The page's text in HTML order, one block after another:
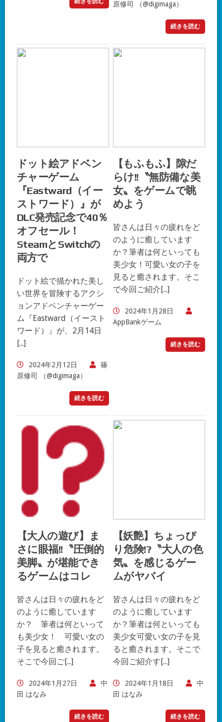
原修司 （@digimaga）
続きを読む
ドット絵アドベン
チャーゲーム
『Eastward（イー
ストワード）』が
DLC発売記念で40％
オフセール！
SteamとSwitchの
両方で
ドット絵で描かれた美し
い世界を冒険するアクシ
ョンアドベンチャーゲー
ム『Eastward（イースト
ワード）』が、2月14日
[...]
2024年2月12日
篠
原修司 （@digimaga）
続きを読む
【もふもふ】隙だ
らけ!!〝無防備な美
女〟をゲームで眺
めよう
皆さんは日々の疲れをど
のように癒しています
か？筆者は何といっても
美少女！可愛い女の子を
見ると癒されます。そこ
で今回ご紹介[...]
2024年1月28日
AppBankゲーム
続きを読む
【大人の遊び】ま
さに眼福!!〝圧倒的
美脚〟が堪能でき
るゲームはコレ
皆さんは日々の疲れをど
のように癒しています
か？ 筆者は何といって
も美少女！ 可愛い女の
子を見ると癒されます。
そこで今回ご[...]
2024年1月27日
中
田 はなみ
続きを読む
【妖艶】ちょっぴ
り危険!?〝大人の色
気〟を感じるゲー
ムがヤバイ
皆さんは日々の疲れをど
のように癒しています
か？筆者は何といっても
美少女可愛い女の子を見
ると癒されます。そこで
今回ご紹介す[...]
2024年1月18日
中
田 はなみ
続きを読む